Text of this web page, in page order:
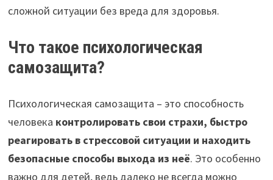
сложной ситуации без вреда для здоровья.
Что такое психологическая
самозащита?
Психологическая самозащита – это способность
человека контролировать свои страхи, быстро
реагировать в стрессовой ситуации и находить
безопасные способы выхода из неё. Это особенно
важно для детей, ведь далеко не всегда можно